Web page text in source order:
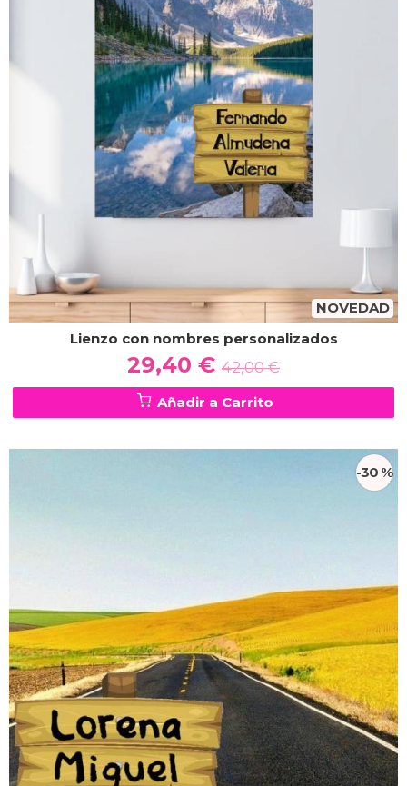
NOVEDAD
Lienzo con nombres personalizados
29,40 € 42,00 €
Añadir a Carrito
-30 %